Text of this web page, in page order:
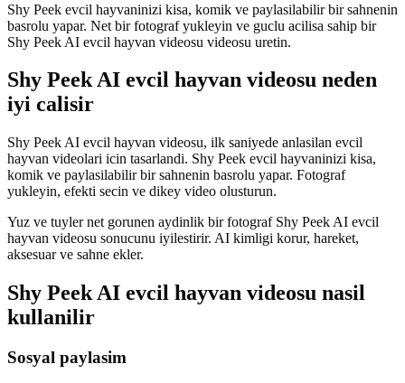
Shy Peek evcil hayvaninizi kisa, komik ve paylasilabilir bir sahnenin
basrolu yapar. Net bir fotograf yukleyin ve guclu acilisa sahip bir
Shy Peek AI evcil hayvan videosu videosu uretin.
Shy Peek AI evcil hayvan videosu neden
iyi calisir
Shy Peek AI evcil hayvan videosu, ilk saniyede anlasilan evcil
hayvan videolari icin tasarlandi. Shy Peek evcil hayvaninizi kisa,
komik ve paylasilabilir bir sahnenin basrolu yapar. Fotograf
yukleyin, efekti secin ve dikey video olusturun.
Yuz ve tuyler net gorunen aydinlik bir fotograf Shy Peek AI evcil
hayvan videosu sonucunu iyilestirir. AI kimligi korur, hareket,
aksesuar ve sahne ekler.
Shy Peek AI evcil hayvan videosu nasil
kullanilir
Sosyal paylasim